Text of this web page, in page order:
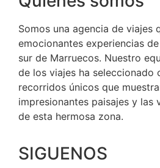
Somos una agencia de viajes
emocionantes experiencias
sur de Marruecos. Nuestro
de los viajes ha seleccionado
recorridos únicos que
impresionantes paisajes y las
de esta hermosa zona.
SIGUENOS